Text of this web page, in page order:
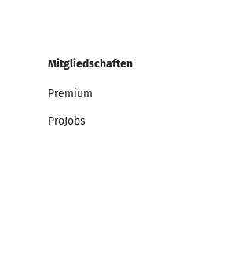
Mitgliedschaften
Premium
ProJobs